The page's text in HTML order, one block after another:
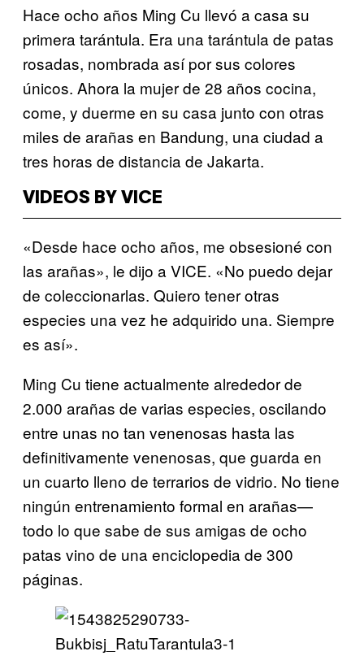
Hace ocho años Ming Cu llevó a casa su
primera tarántula. Era una tarántula de patas
rosadas, nombrada así por sus colores
únicos. Ahora la mujer de 28 años cocina,
come, y duerme en su casa junto con otras
miles de arañas en Bandung, una ciudad a
tres horas de distancia de Jakarta.
VIDEOS BY VICE
«Desde hace ocho años, me obsesioné con
las arañas», le dijo a VICE. «No puedo dejar
de coleccionarlas. Quiero tener otras
especies una vez he adquirido una. Siempre
es así».
Ming Cu tiene actualmente alrededor de
2.000 arañas de varias especies, oscilando
entre unas no tan venenosas hasta las
definitivamente venenosas, que guarda en
un cuarto lleno de terrarios de vidrio. No tiene
ningún entrenamiento formal en arañas—
todo lo que sabe de sus amigas de ocho
patas vino de una enciclopedia de 300
páginas.